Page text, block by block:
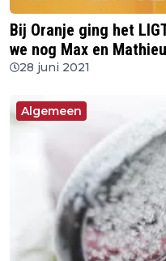
Bij Oranje ging het
we nog Max en Mathieu
28 juni 2021
Algemeen